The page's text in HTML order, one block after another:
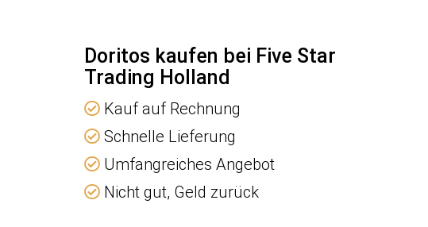
Doritos kaufen bei Five Star
Trading Holland
Kauf auf Rechnung
Schnelle Lieferung
Umfangreiches Angebot
Nicht gut, Geld zurück